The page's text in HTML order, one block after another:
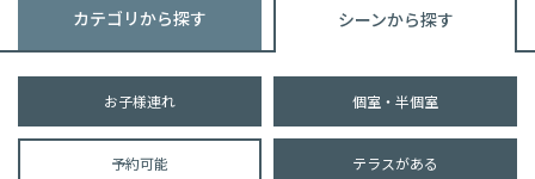
カテゴリから探す シーンから探す
お子様連れ 個室・半個室
予約可能 テラスがある